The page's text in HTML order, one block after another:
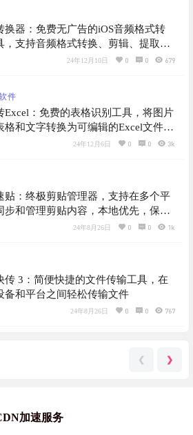
换器：免费无广告的iOS音频格式转
，支持音频格式转换、剪辑、提取音
量操作等功能，可导出19种音频格式
24年12月10日 0 0 679
件
Excel：免费的表格识别工具，将图片
格和文字转换为可编辑的Excel文件，
种图片格式，操作简单，无广告
24年12月6日 0 0 3k
贴：终极剪贴管理器，支持在多个平
步和管理剪贴内容，本地优先，保护
24年8月26日 0 0 1k
传 3：简便快捷的文件传输工具，在
备和平台之间轻松传输文件
24年8月26日 0 0 767
❮ ❯
加速服务